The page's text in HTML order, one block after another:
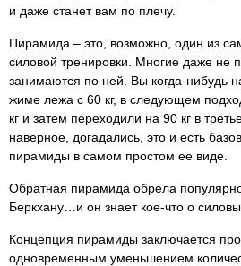
и даже станет вам по плечу.
Пирамида – это, возможно, один из
силовой тренировки. Многие даже не
занимаются по ней. Вы когда-нибудь
жиме лежа с 60 кг, в следующем
кг и затем переходили на 90 кг в
наверное, догадались, это и есть
пирамиды в самом простом ее виде.
Обратная пирамида обрела
Беркхану…и он знает кое-что о
Концепция пирамиды заключается
одновременным уменьшением